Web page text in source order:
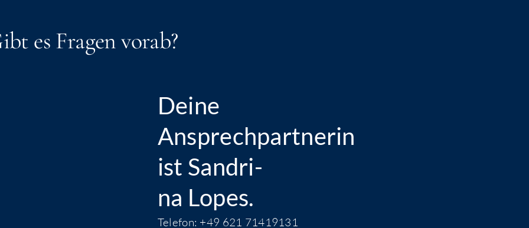
es Fra­gen vorab?
Dei­ne
Ansprechpartnerin
ist Sand­ri­
na Lopes.
Tele­fon: +49 621 71419131